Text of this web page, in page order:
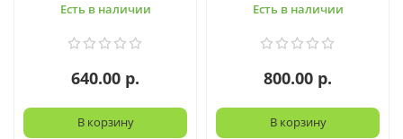
Есть в наличии
640.00 р.
В корзину
Есть в наличии
800.00 р.
В корзину